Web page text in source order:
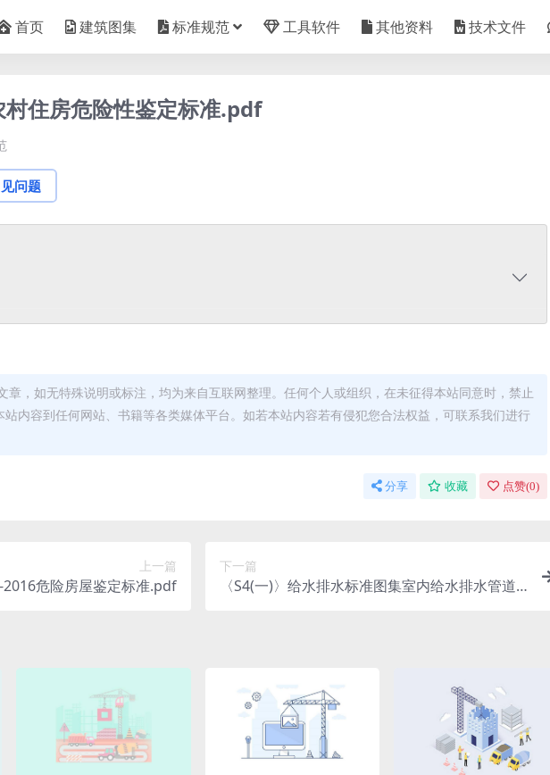
首页 建筑图集 标准规范 工具软件 其他资料 技术文件
村住房危险性鉴定标准.pdf
问题
章，如无特殊说明或标注，均为来自互联网整理。任何个人或组织，在未征得本站同意时，禁止
内容到任何网站、书籍等各类媒体平台。如若本站内容若有侵犯您合法权益，可联系我们进行
分享 收藏 点赞(0)
上一篇
2016危险房屋鉴定标准.pdf
下一篇
〈S4(一)〉给水排水标准图集室内给水排水管道